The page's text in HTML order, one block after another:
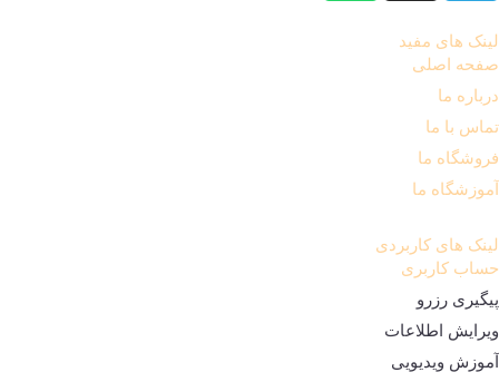
لینک های مفید
صفحه اصلی
درباره ما
تماس با ما
فروشگاه ما
آموزشگاه ما
لینک های کاربردی
حساب کاربری
پیگیری رزرو
ویرایش اطلاعات
آموزش ویدیویی